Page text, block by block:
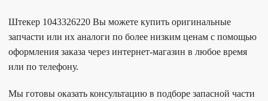
Штекер 1043326220 Вы можете купить оригинальные
запчасти или их аналоги по более низким ценам с помощью
оформления заказа через интернет-магазин в любое время
или по телефону.
Мы готовы оказать консультацию в подборе запасной части